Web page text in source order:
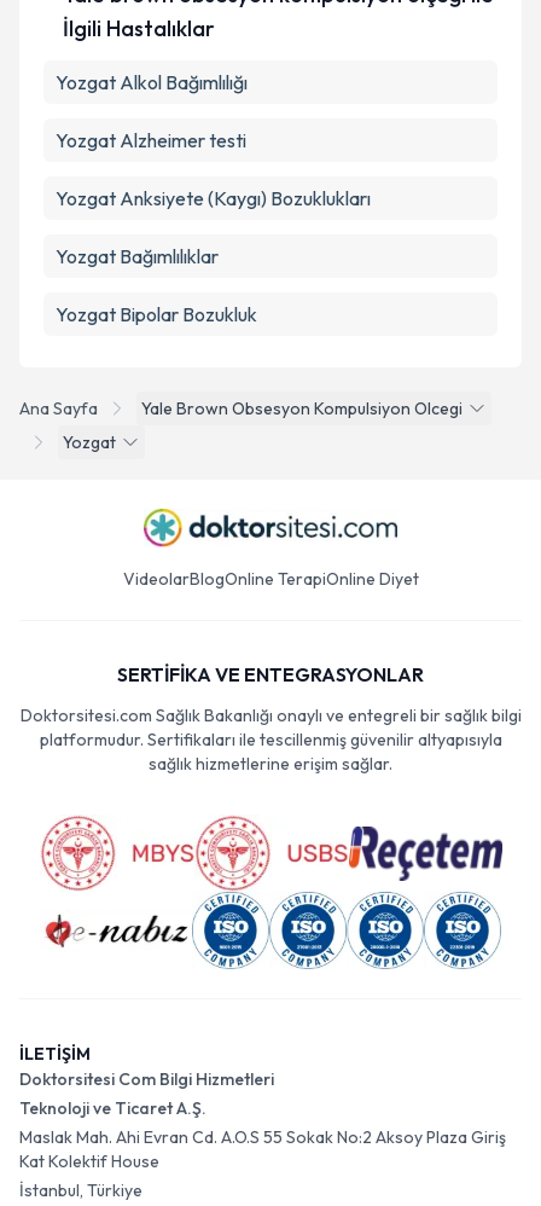
Takvim Talebini Gönder
Ana Sayfa
Yale Brown Obsesyon Kompulsiyon Olcegi
Yozgat
İlgili Hastalıklar
Yozgat Alkol Bağımlılığı
Yozgat Alzheimer testi
Yozgat Anksiyete (Kaygı) Bozuklukları
Yozgat Bağımlılıklar
Yozgat Bipolar Bozukluk
VideolarBlogOnline TerapiOnline Diyet
SERTİFİKA VE ENTEGRASYONLAR
Doktorsitesi.com Sağlık Bakanlığı onaylı ve entegreli bir sağlık bilgi
platformudur. Sertifikaları ile tescillenmiş güvenilir altyapısıyla
sağlık hizmetlerine erişim sağlar.
İLETİŞİM
Doktorsitesi Com Bilgi Hizmetleri
Teknoloji ve Ticaret A.Ş.
Maslak Mah. Ahi Evran Cd. A.O.S 55 Sokak No:2 Aksoy Plaza Giriş
Kat Kolektif House
İstanbul, Türkiye